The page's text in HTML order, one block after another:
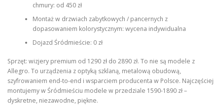
chmury: od 450 zł
Montaż w drzwiach zabytkowych / pancernych z
dopasowaniem kolorystycznym: wycena indywidualna
Dojazd Śródmieście: 0 zł
Sprzęt: wizjery premium od 1290 zł do 2890 zł. To nie są modele z
Allegro. To urządzenia z optyką szklaną, metalową obudową,
szyfrowaniem end-to-end i wsparciem producenta w Polsce. Najczęściej
montujemy w Śródmieściu modele w przedziale 1590-1890 zł –
dyskretne, niezawodne, piękne.